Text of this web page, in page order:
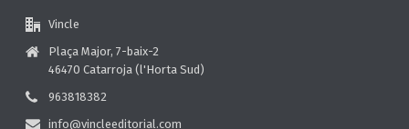
Vincle
Plaça Major, 7-baix-2
46470 Catarroja (l'Horta Sud)
963818382
info@vincleeditorial.com